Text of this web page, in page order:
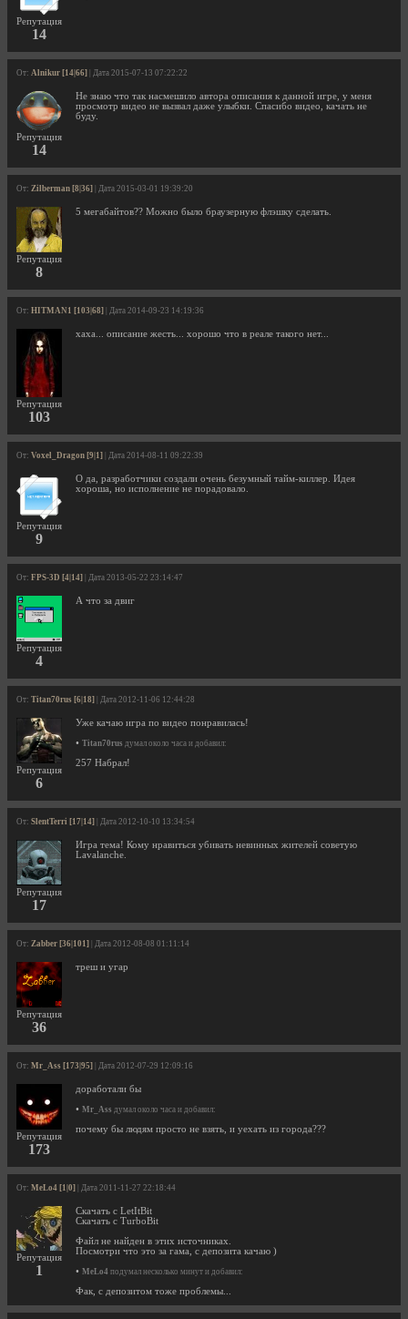
Репутация
14
От: Alnikur [14|66] | Дата 2015-07-13 07:22:22
Репутация
14
Не знаю что так насмешило автора описания к данной игре, у меня
просмотр видео не вызвал даже улыбки. Спасибо видео, качать не
буду.
От: Zilberman [8|36] | Дата 2015-03-01 19:39:20
Репутация
8
5 мегабайтов?? Можно было браузерную флэшку сделать.
От: HITMAN1 [103|68] | Дата 2014-09-23 14:19:36
Репутация
103
хаха... описание жесть... хорошо что в реале такого нет...
От: Voxel_Dragon [9|1] | Дата 2014-08-11 09:22:39
Репутация
9
О да, разработчики создали очень безумный тайм-киллер. Идея
хороша, но исполнение не порадовало.
От: FPS-3D [4|14] | Дата 2013-05-22 23:14:47
Репутация
4
А что за двиг
От: Titan70rus [6|18] | Дата 2012-11-06 12:44:28
Репутация
6
Уже качаю игра по видео понравилась!
• Titan70rus думал около часа и добавил:
257 Набрал!
От: SlentTerri [17|14] | Дата 2012-10-10 13:34:54
Репутация
17
Игра тема! Кому нравиться убивать невинных жителей советую
Lavalanche.
От: Zabber [36|101] | Дата 2012-08-08 01:11:14
Репутация
36
треш и угар
От: Mr_Ass [173|95] | Дата 2012-07-29 12:09:16
Репутация
173
доработали бы
• Mr_Ass думал около часа и добавил:
почему бы людям просто не взять, и уехать из города???
От: MeLo4 [1|0] | Дата 2011-11-27 22:18:44
Репутация
1
Скачать с LetItBit
Скачать с TurboBit
Файл не найден в этих источниках.
Посмотри что это за гама, с депозита качаю )
• MeLo4 подумал несколько минут и добавил:
Фак, с депозитом тоже проблемы...